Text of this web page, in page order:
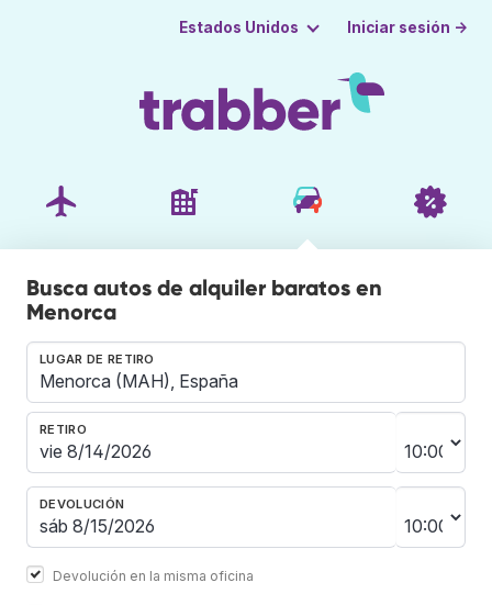
Estados Unidos Iniciar sesión →
Busca autos de alquiler baratos en
Menorca
LUGAR DE RETIRO
RETIRO
DEVOLUCIÓN
Devolución en la misma oficina